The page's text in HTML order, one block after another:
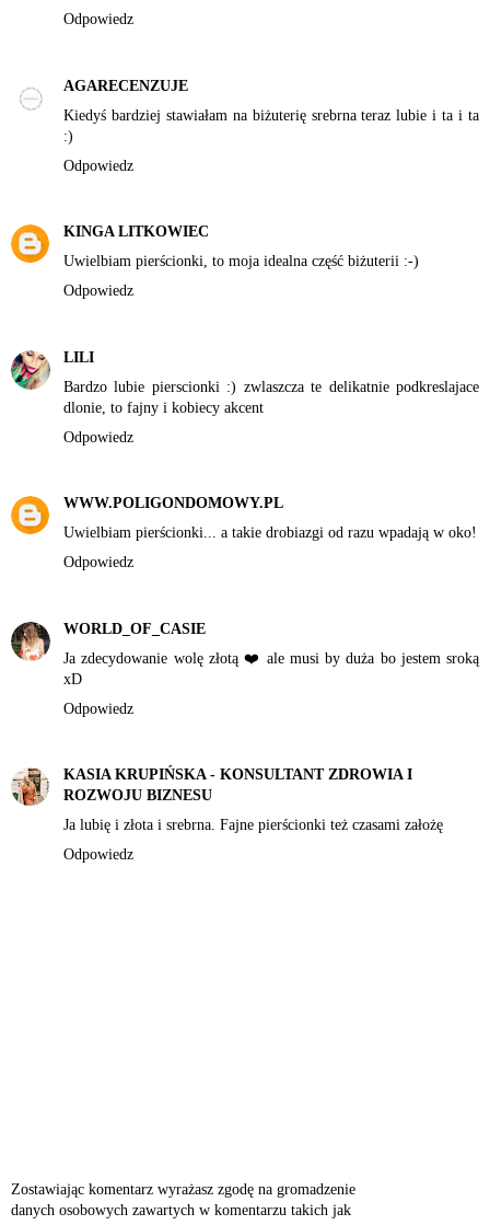
Odpowiedz
AGARECENZUJE
Kiedyś bardziej stawiałam na biżuterię srebrna teraz lubie i ta i ta
:)
Odpowiedz
KINGA LITKOWIEC
Uwielbiam pierścionki, to moja idealna część biżuterii :-)
Odpowiedz
LILI
Bardzo lubie pierscionki :) zwlaszcza te delikatnie podkreslajace
dlonie, to fajny i kobiecy akcent
Odpowiedz
WWW.POLIGONDOMOWY.PL
Uwielbiam pierścionki... a takie drobiazgi od razu wpadają w oko!
Odpowiedz
WORLD_OF_CASIE
Ja zdecydowanie wolę złotą ❤️ ale musi by duża bo jestem sroką
xD
Odpowiedz
KASIA KRUPIŃSKA - KONSULTANT ZDROWIA I
ROZWOJU BIZNESU
Ja lubię i złota i srebrna. Fajne pierścionki też czasami założę
Odpowiedz
Zostawiając komentarz wyrażasz zgodę na gromadzenie
danych osobowych zawartych w komentarzu takich jak